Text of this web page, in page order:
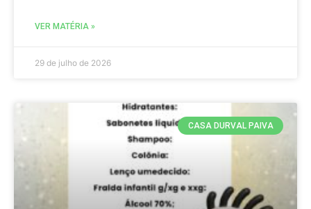
VER MATÉRIA »
29 de julho de 2026
CASA DURVAL PAIVA